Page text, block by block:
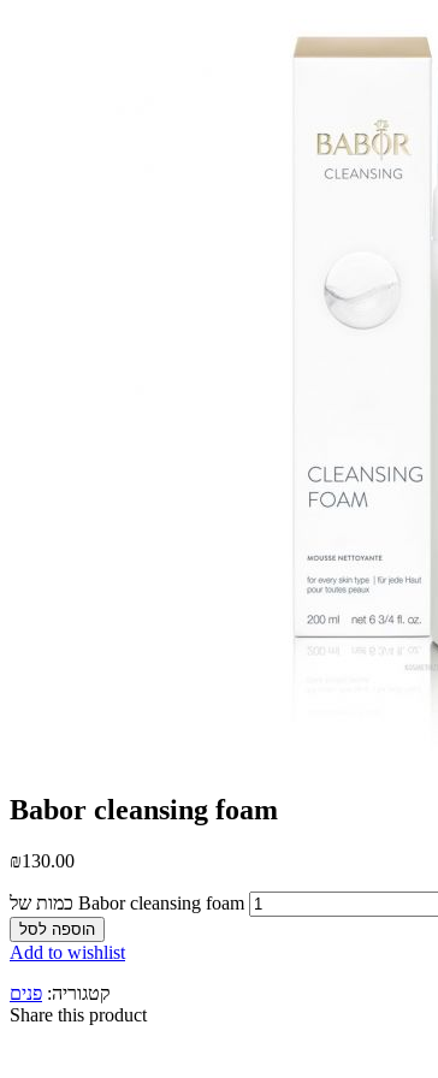
Babor cleansing foam
₪130.00
כמות של Babor cleansing foam
הוספה לסל
Add to wishlist
קטגוריה: פנים
Share this product